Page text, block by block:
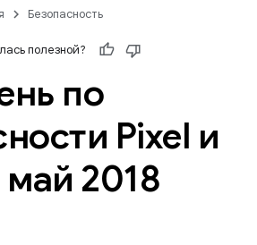
Безопасность
полезной?
по
Pixel и
май 2018